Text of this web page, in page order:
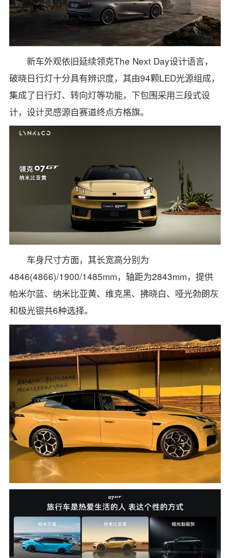
新车外观依旧延续领克The Next Day设计语言，
破晓日行灯十分具有辨识度，其由94颗LED光源组成，
集成了日行灯、转向灯等功能，下包围采用三段式设
计，设计灵感源自赛道终点方格旗。
车身尺寸方面，其长宽高分别为
4846(4866)/1900/1485mm，轴距为2843mm，提供
帕米尔蓝、纳米比亚黄、维克黑、拂晓白、哑光勃朗灰
和极光银共6种选择。